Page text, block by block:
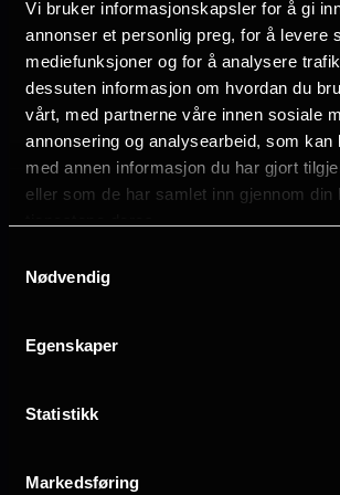
Vi bruker informasjonskapsler for å gi
annonser et personlig preg, for å levere
mediefunksjoner og for å analysere
dessuten informasjon om hvordan du
vårt, med partnerne våre innen sosiale
annonsering og analysearbeid, som kan
med annen informasjon du har gjort
eller som de har samlet inn gjennom din
Nødvendig
Egenskaper
Statistikk
Markedsføring
«You guys wanna go see a dead